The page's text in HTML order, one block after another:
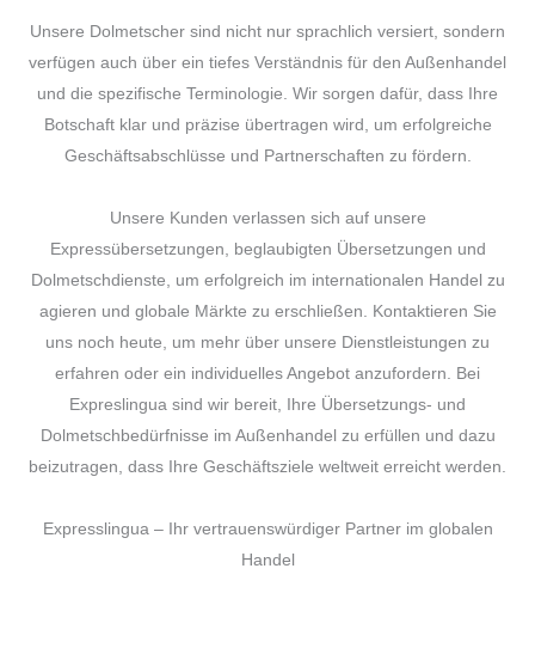
Unsere Dolmetscher sind nicht nur sprachlich versiert, sondern
verfügen auch über ein tiefes Verständnis für den Außenhandel
und die spezifische Terminologie. Wir sorgen dafür, dass Ihre
Botschaft klar und präzise übertragen wird, um erfolgreiche
Geschäftsabschlüsse und Partnerschaften zu fördern.
Unsere Kunden verlassen sich auf unsere
Expressübersetzungen, beglaubigten Übersetzungen und
Dolmetschdienste, um erfolgreich im internationalen Handel zu
agieren und globale Märkte zu erschließen. Kontaktieren Sie
uns noch heute, um mehr über unsere Dienstleistungen zu
erfahren oder ein individuelles Angebot anzufordern. Bei
Expreslingua sind wir bereit, Ihre Übersetzungs- und
Dolmetschbedürfnisse im Außenhandel zu erfüllen und dazu
beizutragen, dass Ihre Geschäftsziele weltweit erreicht werden.
Expresslingua – Ihr vertrauenswürdiger Partner im globalen
Handel